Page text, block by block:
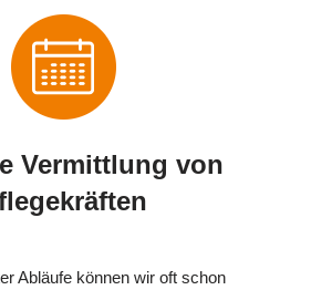
Vermittlung von
Abläufe können wir oft schon